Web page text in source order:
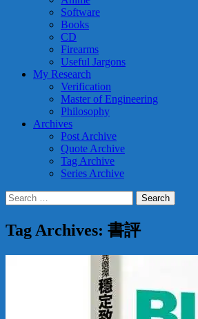
Software
Books
CD
Firearms
Useful Jargons
My Research
Verification
Master of Engineering
Philosophy
Archives
Post Archive
Quote Archive
Tag Archive
Series Archive
Search
for:
Tag Archives: 書評